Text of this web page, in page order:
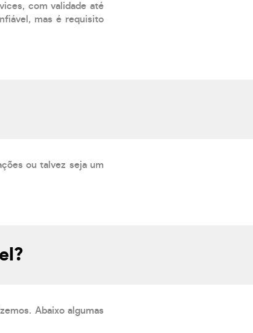
com validade até
mas é requisito
ou talvez seja um
Abaixo algumas